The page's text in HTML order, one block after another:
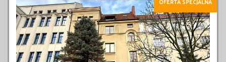
OFERTA SPECJALNA